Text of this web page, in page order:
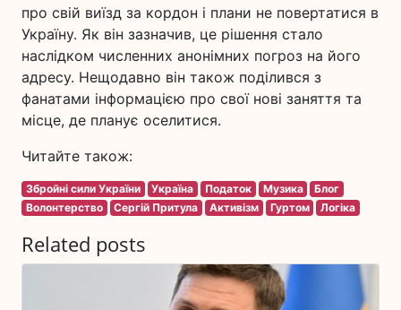
про свій виїзд за кордон і плани не повертатися в
Україну. Як він зазначив, це рішення стало
наслідком численних анонімних погроз на його
адресу. Нещодавно він також поділився з
фанатами інформацією про свої нові заняття та
місце, де планує оселитися.
Читайте також:
Збройні сили України Україна Податок Музика
Блог
Волонтерство
Сергій Притула Активізм Гуртом Логіка
Related posts